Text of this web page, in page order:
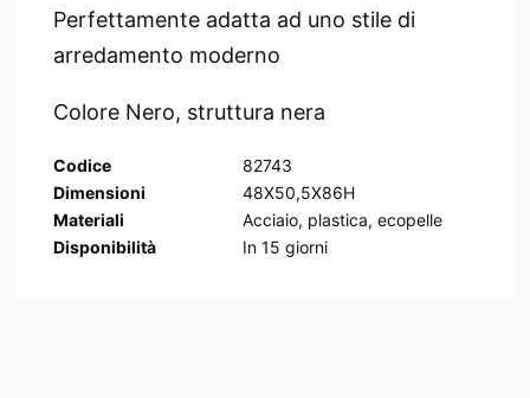
Perfettamente adatta ad uno stile di
arredamento moderno
Colore Nero, struttura nera
Codice
82743
Dimensioni
48X50,5X86H
Materiali
Acciaio, plastica, ecopelle
Disponibilità
In 15 giorni